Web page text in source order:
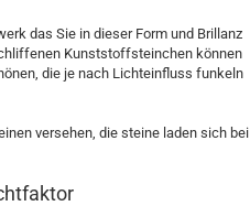
das Sie in dieser Form und Brillanz
Kunststoffsteinchen können
die je nach Lichteinfluss funkeln
versehen, die steine laden sich bei